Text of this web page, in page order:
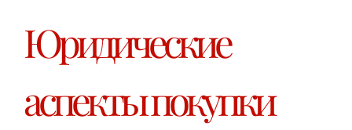
Юридические
аспекты покупки